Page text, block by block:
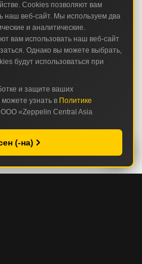
Cookies позволяют вам
наш веб-сайт. Мы используем два
и аналитические.
вам использовать наш веб-сайт
Однако вы можете выбрать,
будут использоваться при
и защите ваших
узнать в Политике
«Zeppelin Central Asia
(-на)